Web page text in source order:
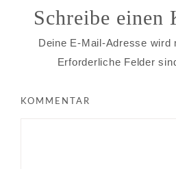
Schreibe einen
Deine E-Mail-Adresse wird
Erforderliche Felder
KOMMENTAR